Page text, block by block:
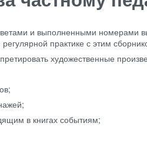
и выполненными номерами
практике с этим
художественные
в книгах событиям;